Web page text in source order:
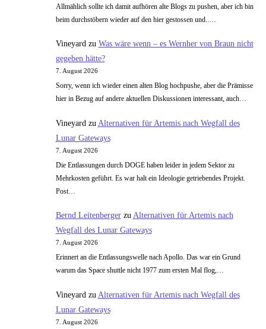
Allmählich sollte ich damit aufhören alte Blogs zu pushen, aber ich bin
beim durchstöbern wieder auf den hier gestossen und..…
Vineyard zu Was wäre wenn – es Wernher von Braun nicht
gegeben hätte?
7. August 2026
Sorry, wenn ich wieder einen alten Blog hochpushe, aber die Prämisse
hier in Bezug auf andere aktuellen Diskussionen interessant, auch…
Vineyard zu Alternativen für Artemis nach Wegfall des
Lunar Gateways
7. August 2026
Die Entlassungen durch DOGE haben leider in jedem Sektor zu
Mehrkosten geführt. Es war halt ein Ideologie getriebendes Projekt.
Post…
Bernd Leitenbergerzu Alternativen für Artemis nach
Wegfall des Lunar Gateways
7. August 2026
Erinnert an die Entlassungswelle nach Apollo. Das war ein Grund
warum das Space shuttle nicht 1977 zum ersten Mal flog,…
Vineyard zu Alternativen für Artemis nach Wegfall des
Lunar Gateways
7. August 2026